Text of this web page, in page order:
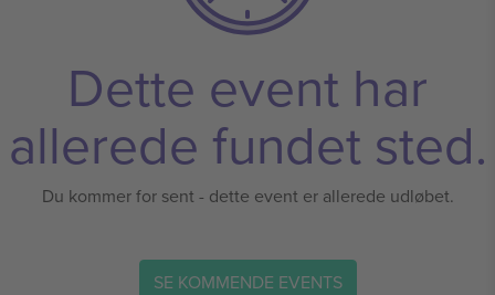
Dette event har
allerede fundet sted.
Du kommer for sent - dette event er allerede udløbet.
SE KOMMENDE EVENTS